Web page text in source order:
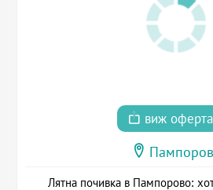
виж
Лятна почивка в Пампорово: